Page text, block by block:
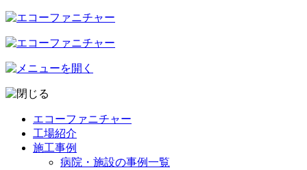
エコーファニチャー
工場紹介
施工事例
病院・施設の事例一覧